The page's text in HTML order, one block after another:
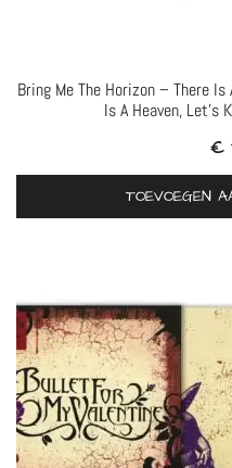
Bring Me The Horizon – There Is
Is A Heaven, Let’s
€
TOEVOEGEN